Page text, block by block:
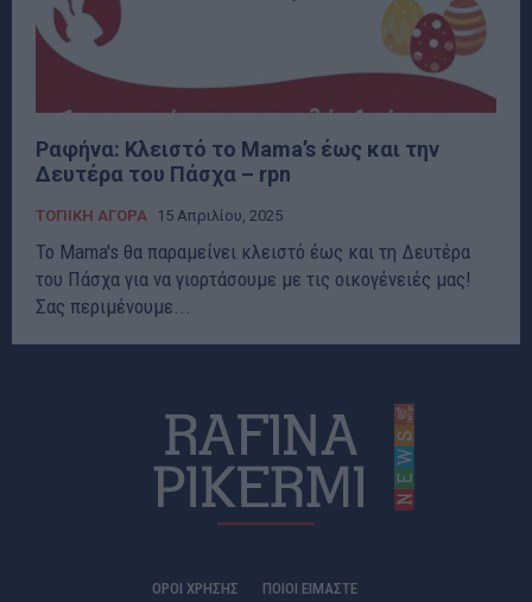
Ραφήνα: Κλειστό το Mama’s έως και την
Δευτέρα του Πάσχα – rpn
ΤΟΠΙΚΗ ΑΓΟΡΑ 15 Απριλίου, 2025
Το Mama's θα παραμείνει κλειστό έως και τη Δευτέρα
του Πάσχα για να γιορτάσουμε με τις οικογένειές μας!
Σας περιμένουμε...
ΟΡΟΙ ΧΡΗΣΗΣ ΠΟΙΟΊ ΕΊΜΑΣΤΕ